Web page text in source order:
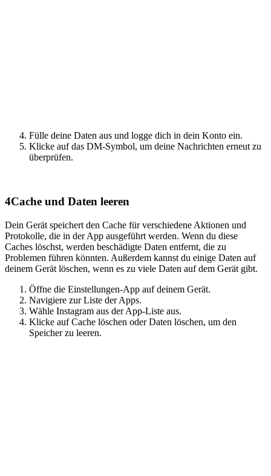
Fülle deine Daten aus und logge dich in dein Konto ein.
Klicke auf das DM-Symbol, um deine Nachrichten erneut zu
überprüfen.
4Cache und Daten leeren
Dein Gerät speichert den Cache für verschiedene Aktionen und
Protokolle, die in der App ausgeführt werden. Wenn du diese
Caches löschst, werden beschädigte Daten entfernt, die zu
Problemen führen könnten. Außerdem kannst du einige Daten auf
deinem Gerät löschen, wenn es zu viele Daten auf dem Gerät gibt.
Öffne die Einstellungen-App auf deinem Gerät.
Navigiere zur Liste der Apps.
Wähle Instagram aus der App-Liste aus.
Klicke auf Cache löschen oder Daten löschen, um den
Speicher zu leeren.